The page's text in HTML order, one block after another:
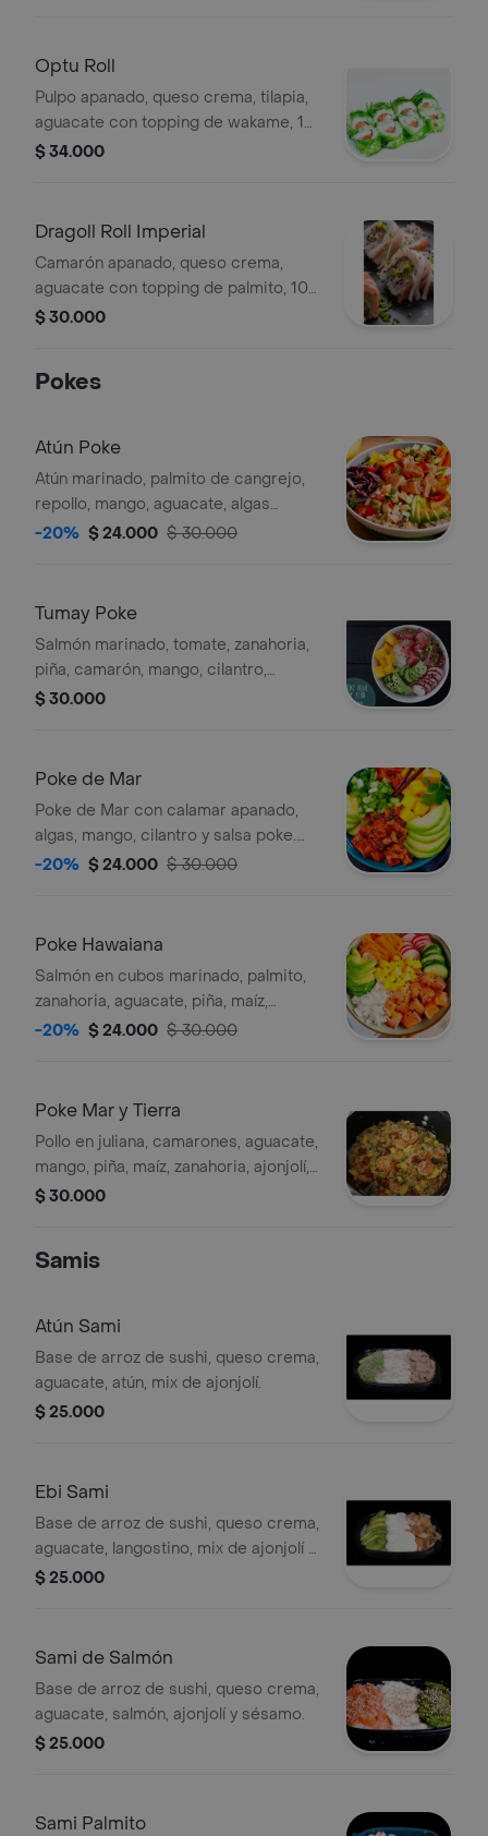
Optu Roll
Pulpo apanado, queso crema, tilapia,
aguacate con topping de wakame, 10
piezas.
$ 34.000
Dragoll Roll Imperial
Camarón apanado, queso crema,
aguacate con topping de palmito, 10
piezas.
$ 30.000
Pokes
Atún Poke
Atún marinado, palmito de cangrejo,
repollo, mango, aguacate, algas
marina, cebollín, pepinillo, zanahoria,
-20% $ 24.000 $ 30.000
Tumay Poke
Salmón marinado, tomate, zanahoria,
piña, camarón, mango, cilantro,
ajonjolí y té de 400 ml sabor a elegir.
$ 30.000
Poke de Mar
Poke de Mar con calamar apanado,
algas, mango, cilantro y salsa poke.
Incluye té de 400 ml con sabor a
-20% $ 24.000 $ 30.000
Poke Hawaiana
Salmón en cubos marinado, palmito,
zanahoria, aguacate, piña, maíz,
cebollín, ajonjolí y té de 400 ml sabor
-20% $ 24.000 $ 30.000
Poke Mar y Tierra
Pollo en juliana, camarones, aguacate,
mango, piña, maíz, zanahoria, ajonjolí,
salsa poke y té de 400 ml sabor a
$ 30.000
Samis
Atún Sami
Base de arroz de sushi, queso crema,
aguacate, atún, mix de ajonjolí.
$ 25.000
Ebi Sami
Base de arroz de sushi, queso crema,
aguacate, langostino, mix de ajonjolí y
sésamo.
$ 25.000
Sami de Salmón
Base de arroz de sushi, queso crema,
aguacate, salmón, ajonjolí y sésamo.
$ 25.000
Sami Palmito